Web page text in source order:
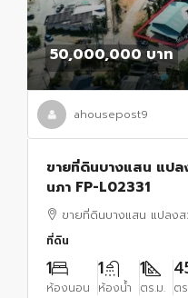
50,000,000 บาท
ahousepost9
ขายที่ดินบางแสน แปล
นภา FP-L02331
ขายที่ดินบางแสน แปลง
ที่ดิน
1
ห้องนอน
1
ห้องน้ำ
1
ตร.ม. ต